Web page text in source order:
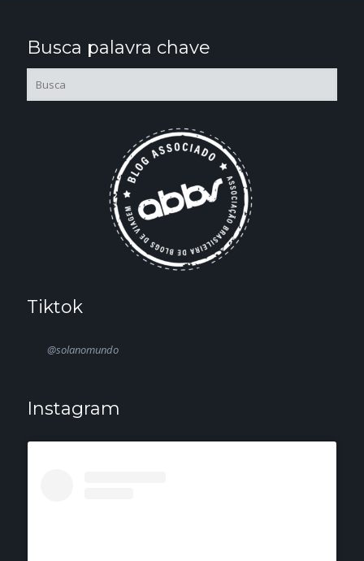
Busca palavra chave
Tiktok
@solanomundo
Instagram